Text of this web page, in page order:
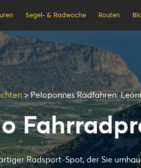
Segel- & Radwoche Routen
>Peloponnes Radfahren:
Radsport-Spot, der Sie